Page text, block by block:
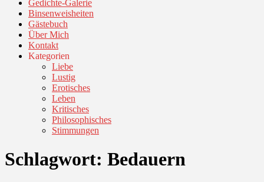
Gedichte-Galerie
Binsenweisheiten
Gästebuch
Über Mich
Kontakt
Kategorien
Liebe
Lustig
Erotisches
Leben
Kritisches
Philosophisches
Stimmungen
Schlagwort: Bedauern